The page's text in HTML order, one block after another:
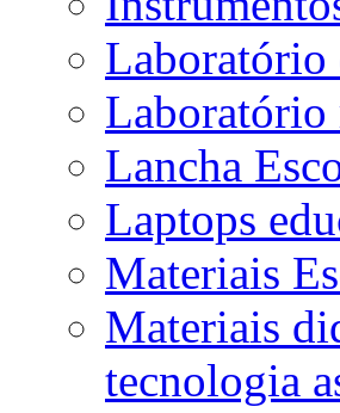
Laboratório
Lancha
Laptops
Materiais
Materiais
tecnologia